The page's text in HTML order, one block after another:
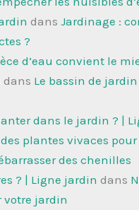
dans Jardinage :
?
d’eau convient le
dans Le bassin de
dans le jardin ? |
plantes vivaces
des chenilles
? | Ligne jardin dans
votre jardin